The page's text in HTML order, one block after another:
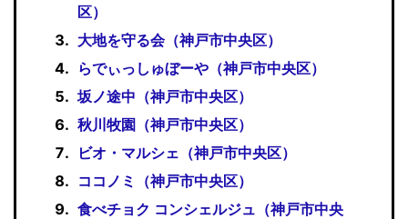
区）
大地を守る会（神戸市中央区）
らでぃっしゅぼーや（神戸市中央区）
坂ノ途中（神戸市中央区）
秋川牧園（神戸市中央区）
ビオ・マルシェ（神戸市中央区）
ココノミ（神戸市中央区）
食べチョク コンシェルジュ（神戸市中央